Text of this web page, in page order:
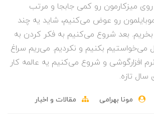
میزکارمون رو کمی جابجا و مرتب
رو عوض می‌کنیم، شاید یه چند
بعد شروع می‌کنیم به فکر کردن به
می‌خواستیم بکنیم و نکردیم. می‌ریم سراغ
افزارگوشی و شروع می‌کنیم یه عالمه کار
سال تازه.
مونا بهرامی مقالات و اخبار